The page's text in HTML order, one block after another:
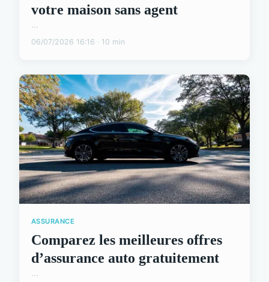
votre maison sans agent
...
06/07/2026 16:16 · 10 min
ASSURANCE
Comparez les meilleures offres
d’assurance auto gratuitement
...